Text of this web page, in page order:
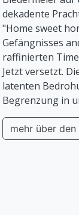
dekadente
"Home sweet
Gefängnisses
raffinierten
Jetzt versetzt.
latenten
Begrenzung in
mehr über den